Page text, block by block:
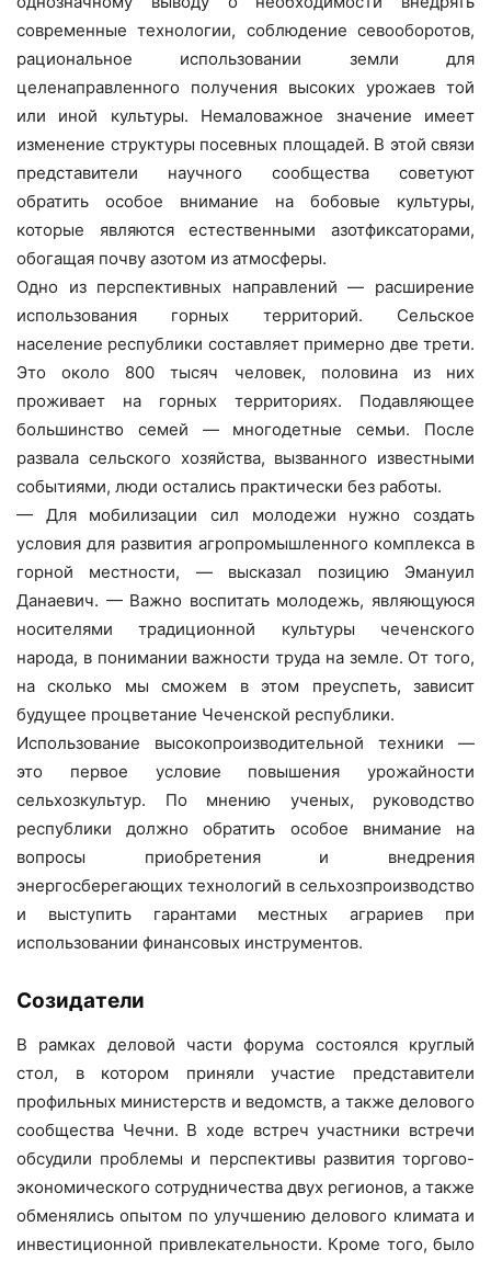
современные технологии, соблюдение севооборотов,
рациональное использовании земли для
целенаправленного получения высоких урожаев той
или иной культуры. Немаловажное значение имеет
изменение структуры посевных площадей. В этой связи
представители научного сообщества советуют
обратить особое внимание на бобовые культуры,
которые являются естественными азотфиксаторами,
обогащая почву азотом из атмосферы.
Одно из перспективных направлений — расширение
использования горных территорий. Сельское
население республики составляет примерно две трети.
Это около 800 тысяч человек, половина из них
проживает на горных территориях. Подавляющее
большинство семей — многодетные семьи. После
развала сельского хозяйства, вызванного известными
событиями, люди остались практически без работы.
— Для мобилизации сил молодежи нужно создать
условия для развития агропромышленного комплекса в
горной местности, — высказал позицию Эмануил
Данаевич. — Важно воспитать молодежь, являющуюся
носителями традиционной культуры чеченского
народа, в понимании важности труда на земле. От того,
на сколько мы сможем в этом преуспеть, зависит
будущее процветание Чеченской республики.
Использование высокопроизводительной техники —
это первое условие повышения урожайности
сельхозкультур. По мнению ученых, руководство
республики должно обратить особое внимание на
вопросы приобретения и внедрения
энергосберегающих технологий в сельхозпроизводство
и выступить гарантами местных аграриев при
использовании финансовых инструментов.
Созидатели
В рамках деловой части форума состоялся круглый
стол, в котором приняли участие представители
профильных министерств и ведомств, а также делового
сообщества Чечни. В ходе встреч участники встречи
обсудили проблемы и перспективы развития торгово-
экономического сотрудничества двух регионов, а также
обменялись опытом по улучшению делового климата и
инвестиционной привлекательности. Кроме того, было